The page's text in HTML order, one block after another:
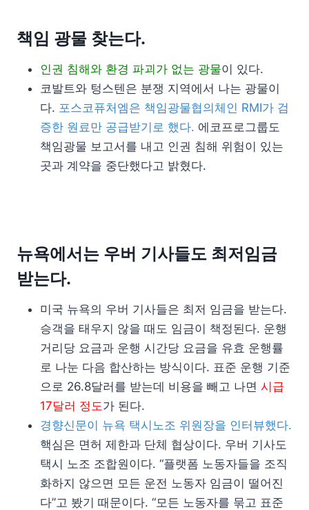
책임 광물 찾는다.
인권 침해와 환경 파괴가 없는 광물이 있다.
코발트와 텅스텐은 분쟁 지역에서 나는 광물이
다. 포스코퓨처엠은 책임광물협의체인 RMI가 검
증한 원료만 공급받기로 했다. 에코프로그룹도
책임광물 보고서를 내고 인권 침해 위험이 있는
곳과 계약을 중단했다고 밝혔다.
뉴욕에서는 우버 기사들도 최저임금
받는다.
미국 뉴욕의 우버 기사들은 최저 임금을 받는다.
승객을 태우지 않을 때도 임금이 책정된다. 운행
거리당 요금과 운행 시간당 요금을 유효 운행률
로 나눈 다음 합산하는 방식이다. 표준 운행 기준
으로 26.8달러를 받는데 비용을 빼고 나면 시급
17달러 정도가 된다.
경향신문이 뉴욕 택시노조 위원장을 인터뷰했다.
핵심은 면허 제한과 단체 협상이다. 우버 기사도
택시 노조 조합원이다. “플랫폼 노동자들을 조직
화하지 않으면 모든 운전 노동자 임금이 떨어진
다”고 봤기 때문이다. “모든 노동자를 묶고 표준